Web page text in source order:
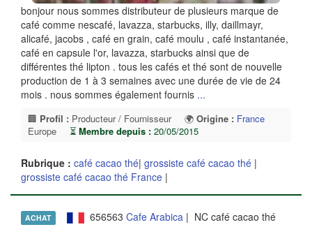
bonjour nous sommes distributeur de plusieurs marque de
café comme nescafé, lavazza, starbucks, illy, daillmayr,
alicafé, jacobs , café en grain, café moulu , café instantanée,
café en capsule l'or, lavazza, starbucks ainsi que de
différentes thé lipton . tous les cafés et thé sont de nouvelle
production de 1 à 3 semaines avec une durée de vie de 24
mois . nous sommes également fournis ...
🏢 Profil : Producteur / Fournisseur 🌍 Origine : France
Europe
⏳ Membre depuis : 20/05/2015
Rubrique : café cacao thé| grossiste café cacao thé |
grossiste café cacao thé France |
ACHAT 656563 Cafe Arabica | NC café cacao thé